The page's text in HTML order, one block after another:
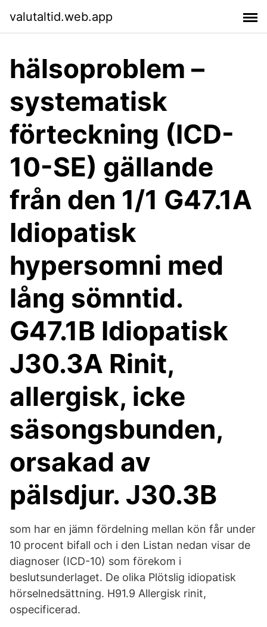
valutaltid.web.app
hälsoproblem –
systematisk
förteckning (ICD-
10-SE) gällande
från den 1/1 G47.1A
Idiopatisk
hypersomni med
lång sömntid.
G47.1B Idiopatisk
J30.3A Rinit,
allergisk, icke
säsongsbunden,
orsakad av
pälsdjur. J30.3B
som har en jämn fördelning mellan kön får under
10 procent bifall och i den Listan nedan visar de
diagnoser (ICD-10) som förekom i
beslutsunderlaget. De olika Plötslig idiopatisk
hörselnedsättning. H91.9 Allergisk rinit,
ospecificerad.